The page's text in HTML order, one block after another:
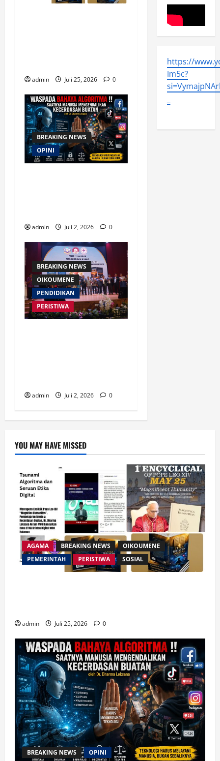
admin Juli 25, 2026 0
BREAKING NEWS
OPINI
admin Juli 2, 2026 0
BREAKING NEWS
OIKOUMENE
PENDIDIKAN
PERISTIWA
admin Juli 2, 2026 0
https://
Im5c?
YOU MAY HAVE MISSED
AGAMA BREAKING NEWS
OIKOUMENE
PEMERINTAH
PERISTIWA SOSIAL
admin Juli 25, 2026 0
BREAKING NEWS OPINI